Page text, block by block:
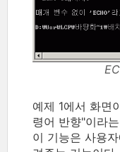
예제 1에서 화면
령어 반향"이라
이 기능은 사용